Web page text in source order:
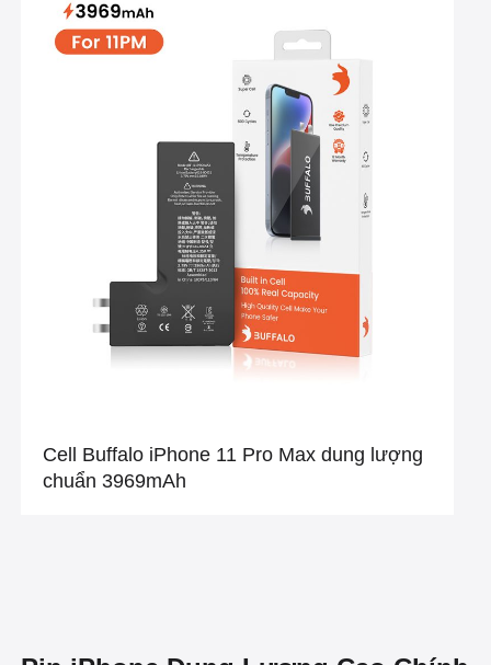
Cell Buffalo iPhone 11 Pro Max dung lượng
chuẩn 3969mAh